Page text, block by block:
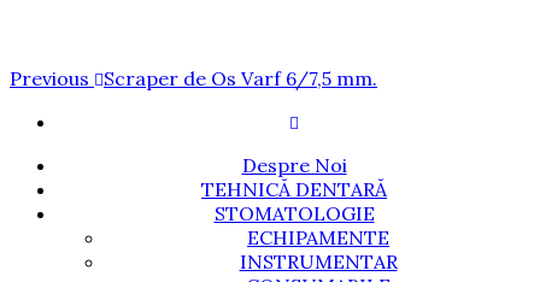
Navigare
articole
Previous
Previous Scraper de Os Varf 6/7,5 mm.
Despre Noi
TEHNICĂ DENTARĂ
STOMATOLOGIE
ECHIPAMENTE
INSTRUMENTAR